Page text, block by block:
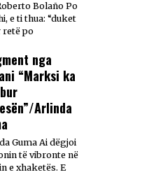
Bolaño Po
e ti thua: “duket
retë po
nga
“Marksi ka
Arlinda
Guma Ai dëgjoi
të vibronte në
e xhaketës. E